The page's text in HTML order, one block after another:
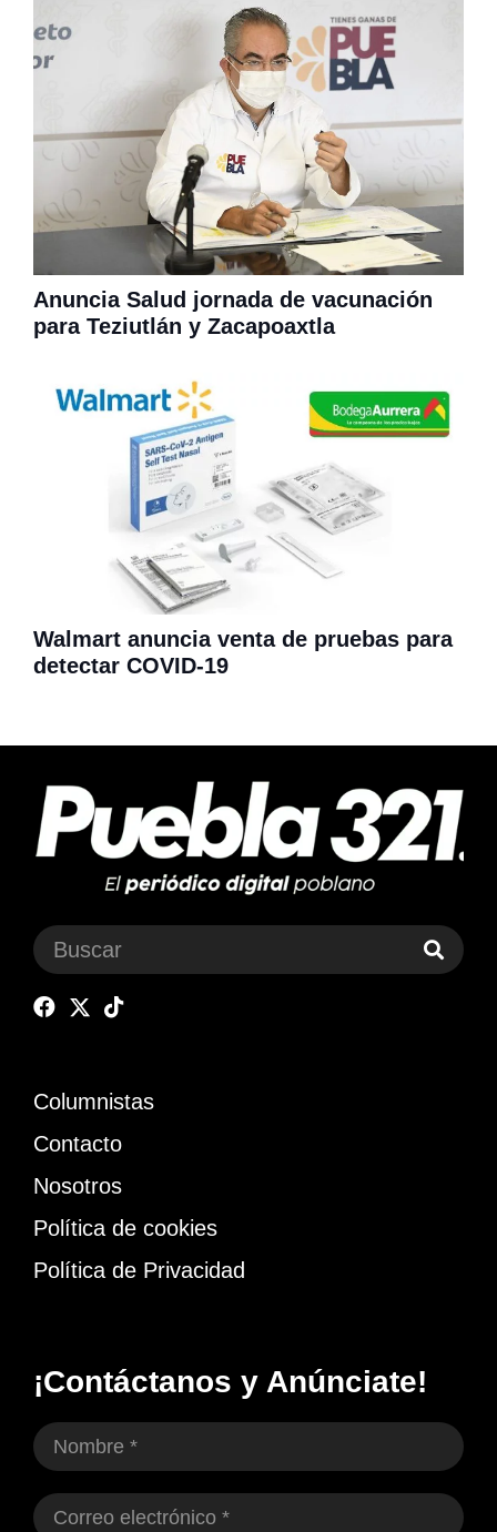
Anuncia Salud jornada de vacunación
para Teziutlán y Zacapoaxtla
Walmart anuncia venta de pruebas para
detectar COVID-19
Columnistas
Contacto
Nosotros
Política de cookies
Política de Privacidad
¡Contáctanos y Anúnciate!